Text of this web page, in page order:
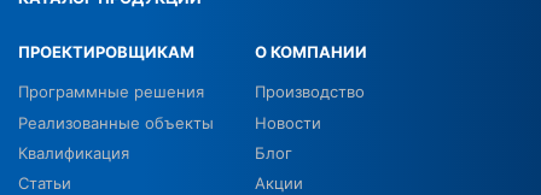
ПРОЕКТИРОВЩИКАМ
Программные решения
Реализованные объекты
Квалификация
Статьи
О КОМПАНИИ
Производство
Новости
Блог
Акции